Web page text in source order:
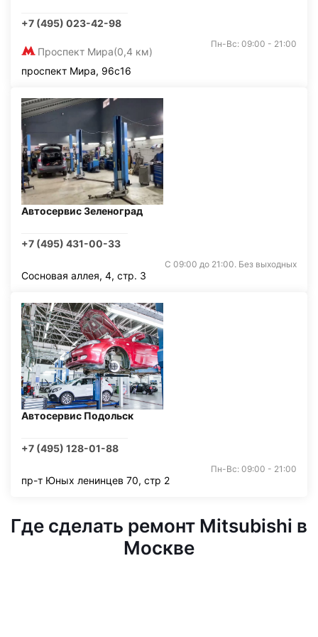
+7 (495) 023-42-98
Проспект Мира(0,4 км)
Пн-Вс: 09:00 - 21:00
проспект Мира, 96с16
Автосервис Зеленоград
+7 (495) 431-00-33
С 09:00 до 21:00. Без выходных
Сосновая аллея, 4, стр. 3
Автосервис Подольск
+7 (495) 128-01-88
Пн-Вс: 09:00 - 21:00
пр-т Юных ленинцев 70, стр 2
Где сделать ремонт Mitsubishi в
Москве